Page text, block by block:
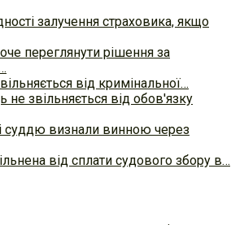
залучення страховика, якщо
переглянути рішення за
від кримінальної…
не звільняється від обов'язку
суддю визнали винною через
від сплати судового збору в…